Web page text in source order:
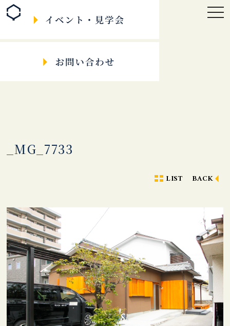
_MG_7733
LIST BACK